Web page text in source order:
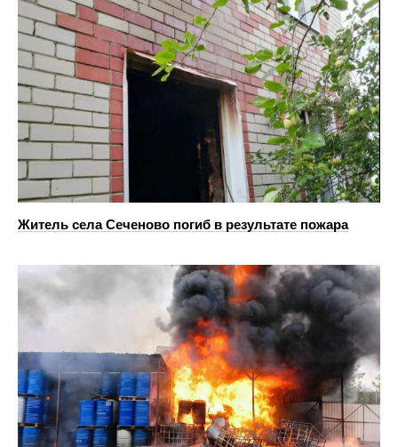
Житель села Сеченово погиб в результате пожара